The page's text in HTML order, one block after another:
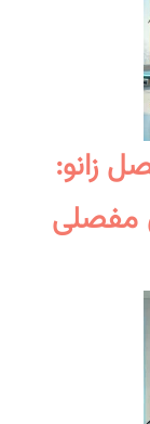
زانو:
مفصلی